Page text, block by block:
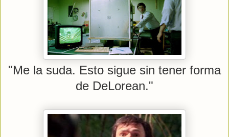
"Me la suda. Esto sigue sin tener forma
de DeLorean."